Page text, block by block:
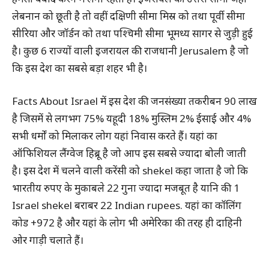
लेबनान को छूती है तो वहीं दक्षिणी सीमा मिस्र को तथा पूर्वी सीमा
सीरिया और जॉर्डन को तथा पश्चिमी सीमा भूमध्य सागर से जुड़ी हुई
है। कुछ 6 राज्यों वाली इजरायल की राजधानी Jerusalem है जो
कि इस देश का सबसे बड़ा शहर भी है।
Facts About Israel में इस देश की जनसंख्या तकरीबन 90 लाख
है जिसमें से लगभग 75% यहूदी 18% मुस्लिम 2% ईसाई और 4%
सभी धर्मों को मिलाकर लोग यहां निवास करते हैं। यहां का
ऑफिशियल लैंग्वेज हिब्रू है जो आप इस सबसे ज्यादा बोली जाती
है। इस देश में चलने वाली करेंसी को shekel कहा जाता है जो कि
भारतीय रुपए के मुकाबले 22 गुना ज्यादा मजबूत है यानि की 1
Israel shekel बराबर 22 Indian rupees. यहां का कॉलिंग
कोड +972 है और यहां के लोग भी अमेरिका की तरह ही दाहिनी
ओर गाड़ी चलाते हैं।